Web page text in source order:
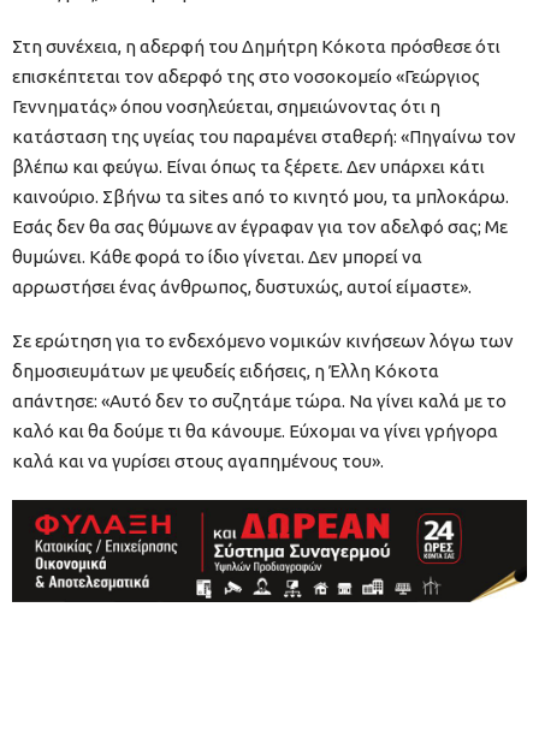
Στη συνέχεια, η αδερφή του Δημήτρη Κόκοτα πρόσθεσε ότι
επισκέπτεται τον αδερφό της στο νοσοκομείο «Γεώργιος
Γεννηματάς» όπου νοσηλεύεται, σημειώνοντας ότι η
κατάσταση της υγείας του παραμένει σταθερή: «Πηγαίνω τον
βλέπω και φεύγω. Είναι όπως τα ξέρετε. Δεν υπάρχει κάτι
καινούριο. Σβήνω τα sites από το κινητό μου, τα μπλοκάρω.
Εσάς δεν θα σας θύμωνε αν έγραφαν για τον αδελφό σας; Με
θυμώνει. Κάθε φορά το ίδιο γίνεται. Δεν μπορεί να
αρρωστήσει ένας άνθρωπος, δυστυχώς, αυτοί είμαστε».
Σε ερώτηση για το ενδεχόμενο νομικών κινήσεων λόγω των
δημοσιευμάτων με ψευδείς ειδήσεις, η Έλλη Κόκοτα
απάντησε: «Αυτό δεν το συζητάμε τώρα. Να γίνει καλά με το
καλό και θα δούμε τι θα κάνουμε. Εύχομαι να γίνει γρήγορα
καλά και να γυρίσει στους αγαπημένους του».